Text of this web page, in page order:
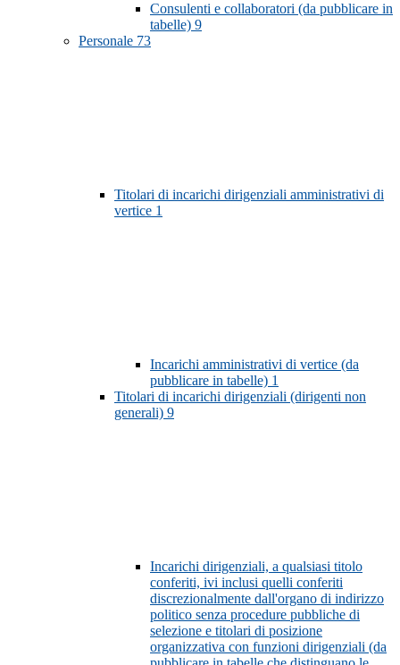
Consulenti e collaboratori (da pubblicare in
tabelle) 9
Personale 73
Titolari di incarichi dirigenziali amministrativi di
vertice 1
Incarichi amministrativi di vertice (da
pubblicare in tabelle) 1
Titolari di incarichi dirigenziali (dirigenti non
generali) 9
Incarichi dirigenziali, a qualsiasi titolo
conferiti, ivi inclusi quelli conferiti
discrezionalmente dall'organo di indirizzo
politico senza procedure pubbliche di
selezione e titolari di posizione
organizzativa con funzioni dirigenziali (da